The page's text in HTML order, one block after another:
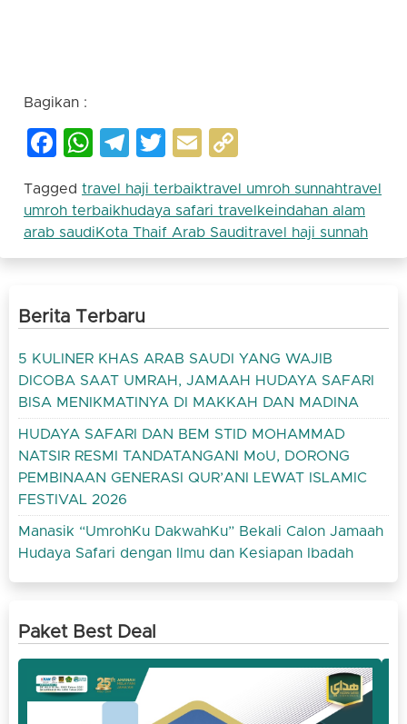
Bagikan :
Facebook
WhatsApp
Telegram
Twitter
Email
Tagged travel haji terbaiktravel umroh sunnahtravel
umroh terbaikhudaya safari travel keindahan alam
arab saudiKota Thaif Arab Sauditravel haji sunnah
Berita Terbaru
5 KULINER KHAS ARAB SAUDI YANG WAJIB
DICOBA SAAT UMRAH, JAMAAH HUDAYA SAFARI
BISA MENIKMATINYA DI MAKKAH DAN MADINA
HUDAYA SAFARI DAN BEM STID MOHAMMAD
NATSIR RESMI TANDATANGANI MoU, DORONG
PEMBINAAN GENERASI QUR’ANI LEWAT ISLAMIC
FESTIVAL 2026
Manasik “UmrohKu DakwahKu” Bekali Calon Jamaah
Hudaya Safari dengan Ilmu dan Kesiapan Ibadah
Paket Best Deal